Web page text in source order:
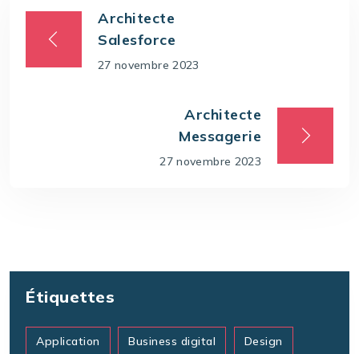
Architecte
Salesforce
27 novembre 2023
Architecte
Messagerie
27 novembre 2023
Étiquettes
Application Business digital Design